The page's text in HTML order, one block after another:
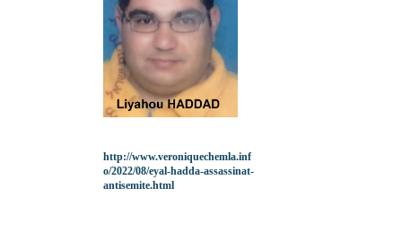
http://www.veroniquechemla.inf
o/2022/08/eyal-hadda-assassinat-
antisemite.html